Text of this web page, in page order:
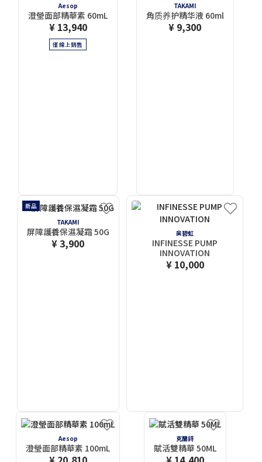
Aesop
澄瑩面部精華素 60mL
¥ 13,940
僅線上銷售
TAKAMI
角质养护精华液 60ml
¥ 9,300
新品
TAKAMI
屏障護養保濕凝霜 50G
¥ 3,900
奥碧虹
INFINESSE PUMP
INNOVATION
¥ 10,000
Aesop
澄瑩面部精華素 100mL
克蘭詩
賦活雙精華 50ML